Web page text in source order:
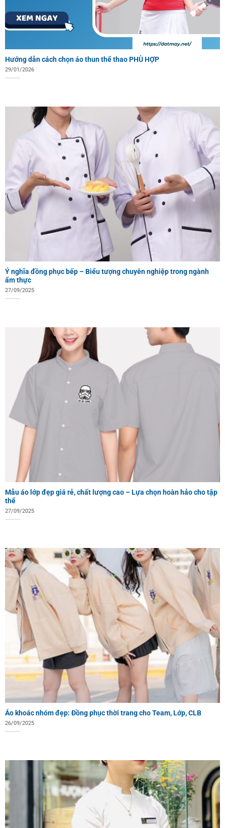
Hướng dẫn cách chọn áo thun thể thao PHÙ HỢP
29/01/2026
Ý nghĩa đồng phục bếp – Biểu tượng chuyên nghiệp trong ngành
ẩm thực
27/09/2025
Mẫu áo lớp đẹp giá rẻ, chất lượng cao – Lựa chọn hoàn hảo cho tập
thể
27/09/2025
Áo khoác nhóm đẹp: Đồng phục thời trang cho Team, Lớp, CLB
26/09/2025